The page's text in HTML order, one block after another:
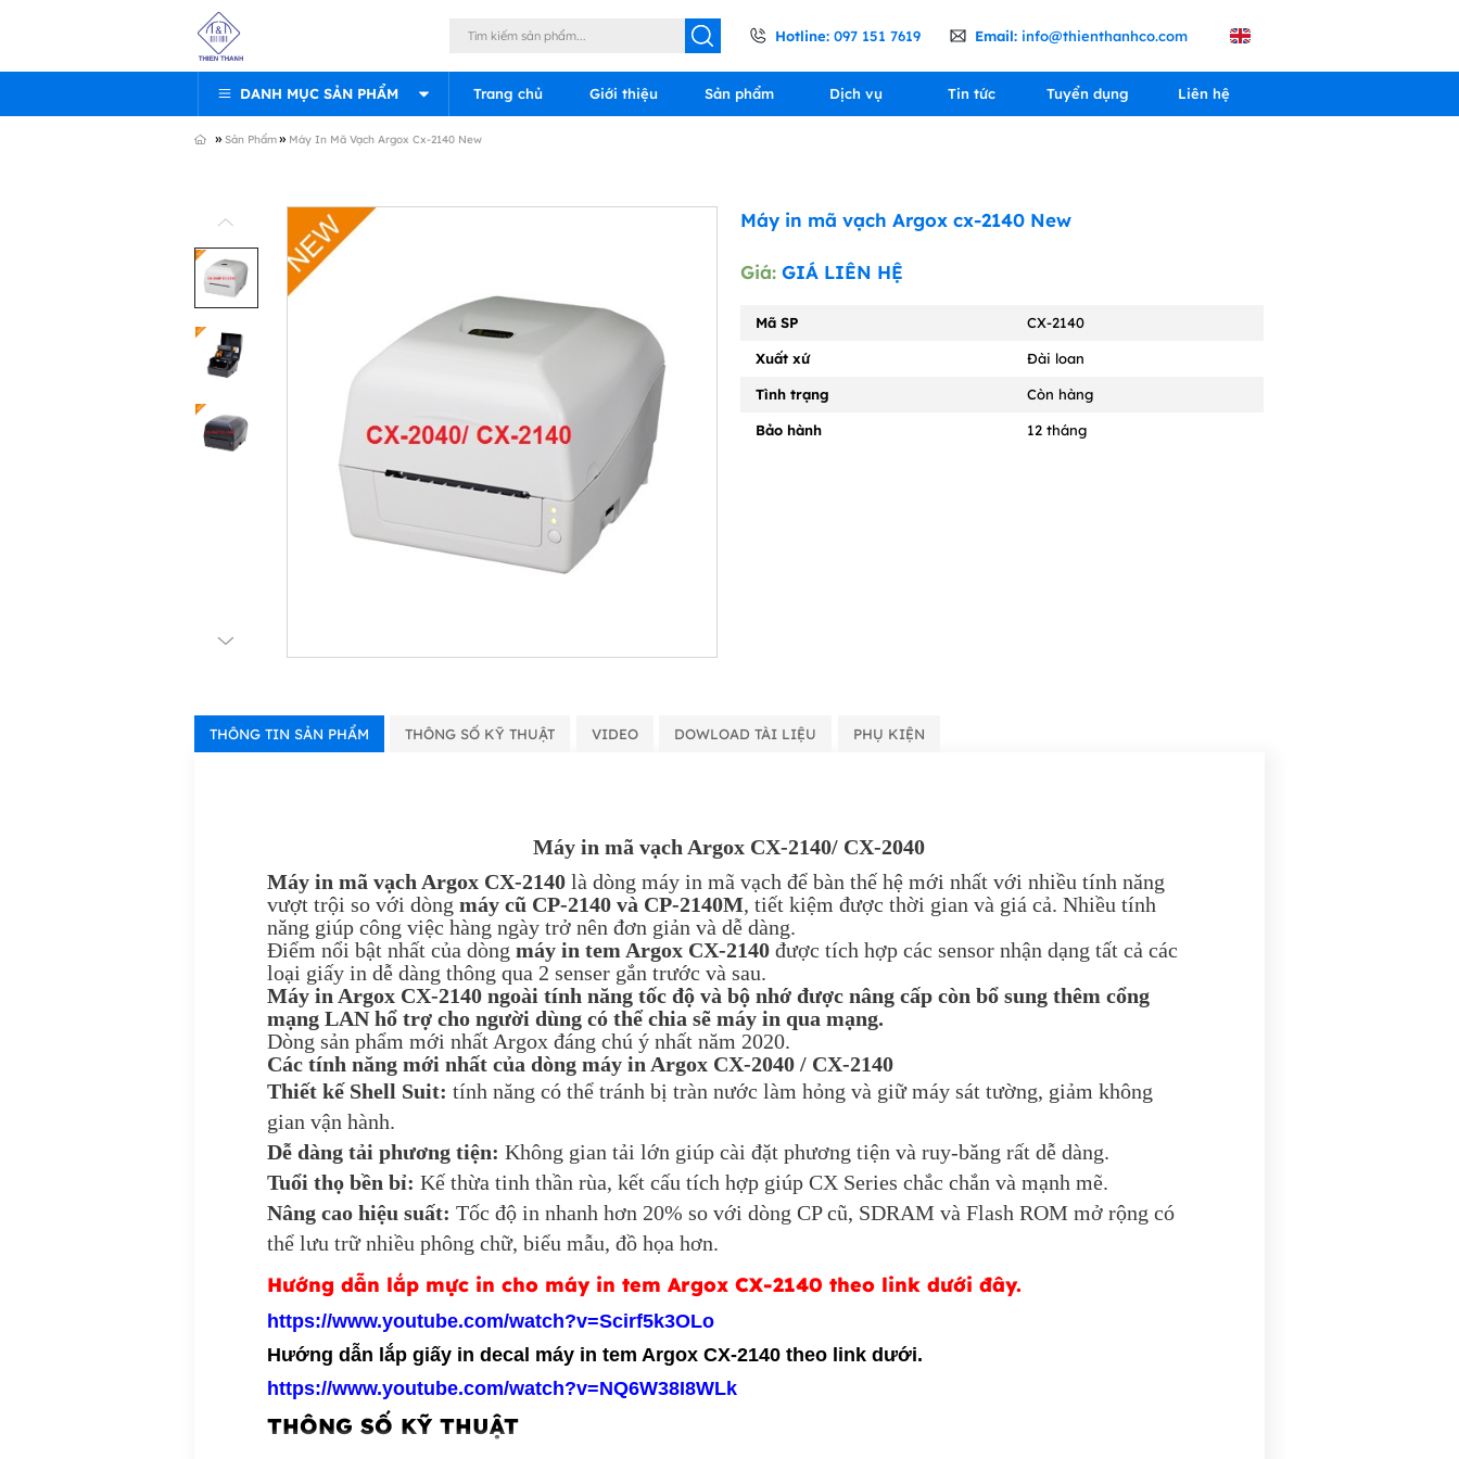
» Sản Phẩm » Máy In Mã Vạch Argox Cx-2140 New
Hotline: 097 151 7619 Email: info@thienthanhco.com
DANH MỤC SẢN PHẨM Trang chủ Giới thiệu Sản phẩm Dịch vụ Tin tức Tuyển dụng Liên hệ
Máy in mã vạch Argox cx-2140 New
Giá:GIÁ LIÊN HỆ
Mã SP CX-2140
Xuất xứ Đài loan
Tình trạng Còn hàng
Bảo hành 12 tháng
THÔNG TIN SẢN PHẨM THÔNG SỐ KỸ THUẬT VIDEO DOWLOAD TÀI LIỆU PHỤ KIỆN
Máy in mã vạch Argox CX-2140/ CX-2040
Máy in mã vạch Argox CX-2140là dòng máy in mã vạch để bàn thế hệ mới nhất với nhiều tính năng
vượt trội so với dòng máy cũ CP-2140 và CP-2140M, tiết kiệm được thời gian và giá cả. Nhiều tính
năng giúp công việc hàng ngày trở nên đơn giản và dễ dàng.
Điểm nổi bật nhất của dòng máy in tem Argox CX-2140được tích hợp các sensor nhận dạng tất cả các
loại giấy in dễ dàng thông qua 2 senser gắn trước và sau.
Máy in Argox CX-2140 ngoài tính năng tốc độ và bộ nhớ được nâng cấp còn bổ sung thêm cổng
mạng LAN hổ trợ cho người dùng có thể chia sẽ máy in qua mạng.
Dòng sản phẩm mới nhất Argox đáng chú ý nhất năm 2020.
Các tính năng mới nhất của dòng máy in Argox CX-2040 / CX-2140
Thiết kế Shell Suit: tính năng có thể tránh bị tràn nước làm hỏng và giữ máy sát tường, giảm không
gian vận hành.
Dễ dàng tải phương tiện: Không gian tải lớn giúp cài đặt phương tiện và ruy-băng rất dễ dàng.
Tuổi thọ bền bỉ: Kế thừa tinh thần rùa, kết cấu tích hợp giúp CX Series chắc chắn và mạnh mẽ.
Nâng cao hiệu suất: Tốc độ in nhanh hơn 20% so với dòng CP cũ, SDRAM và Flash ROM mở rộng có
thể lưu trữ nhiều phông chữ, biểu mẫu, đồ họa hơn.
Hướng dẫn lắp mực in cho máy in tem Argox CX-2140 theo link dưới đây.
https://www.youtube.com/watch?v=Scirf5k3OLo
Hướng dẫn lắp giấy in decal máy in tem Argox CX-2140 theo link dưới.
https://www.youtube.com/watch?v=NQ6W38I8WLk
THÔNG SỐ KỸ THUẬT